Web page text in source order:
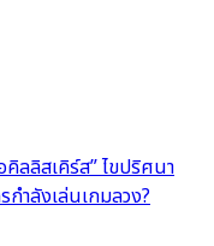
คิลลิสเคิร์ส” ไขปริศนา
ำลังเล่นเกมลวง?